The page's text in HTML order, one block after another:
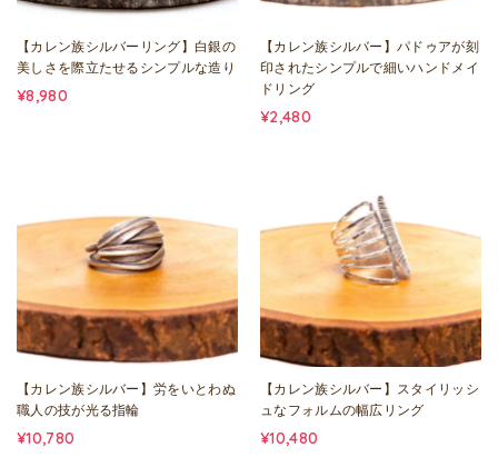
【カレン族シルバーリング】白銀の
美しさを際立たせるシンプルな造り
¥8,980
【カレン族シルバー】パドゥアが刻
印されたシンプルで細いハンドメイ
ドリング
¥2,480
【カレン族シルバー】労をいとわぬ
職人の技が光る指輪
¥10,780
【カレン族シルバー】スタイリッシ
ュなフォルムの幅広リング
¥10,480